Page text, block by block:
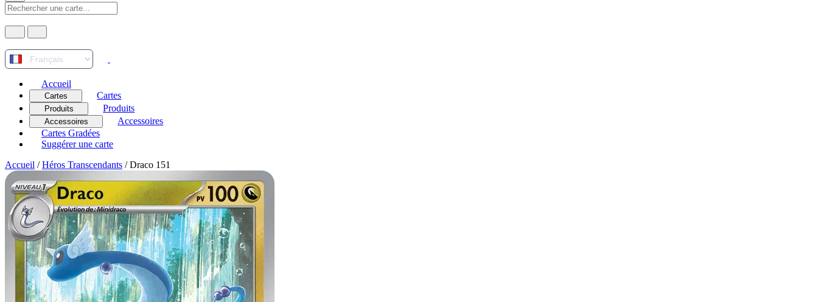
Accueil
Cartes Cartes
Produits Produits
Accessoires
Accessoires
Cartes Gradées
Suggérer une carte
Accueil / Héros Transcendants / Draco 151